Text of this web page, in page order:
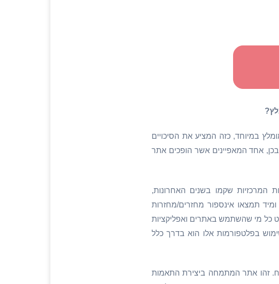
במיוחד, כזה המציע את הסיכויים
אחד המאפיינים אשר הופכים אתר
המרכזיות שקמו בשנים האחרונות,
תמצאו אינספור מחזרים/מחזרות
מי שהשתמש באתרים ואפליקציות
בפלטפורמות אלו הוא בדרך כלל
זהו אתר המתמחה ביצירת התאמות